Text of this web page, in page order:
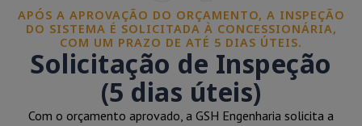
APÓS A APROVAÇÃO DO ORÇAMENTO, A INSPEÇÃO
DO SISTEMA É SOLICITADA À CONCESSIONÁRIA,
COM UM PRAZO DE ATÉ 5 DIAS ÚTEIS.
Solicitação de Inspeção
(5 dias úteis)
Com o orçamento aprovado, a GSH Engenharia solicita a